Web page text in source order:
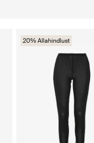
20% Allahindlust